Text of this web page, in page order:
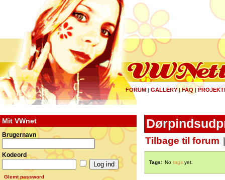
FORUM | GALLERY|FAQ |
Mit VWnet
Brugernavn
Kodeord
Glemt password
Tilbage til forum
Tags: No tags yet.